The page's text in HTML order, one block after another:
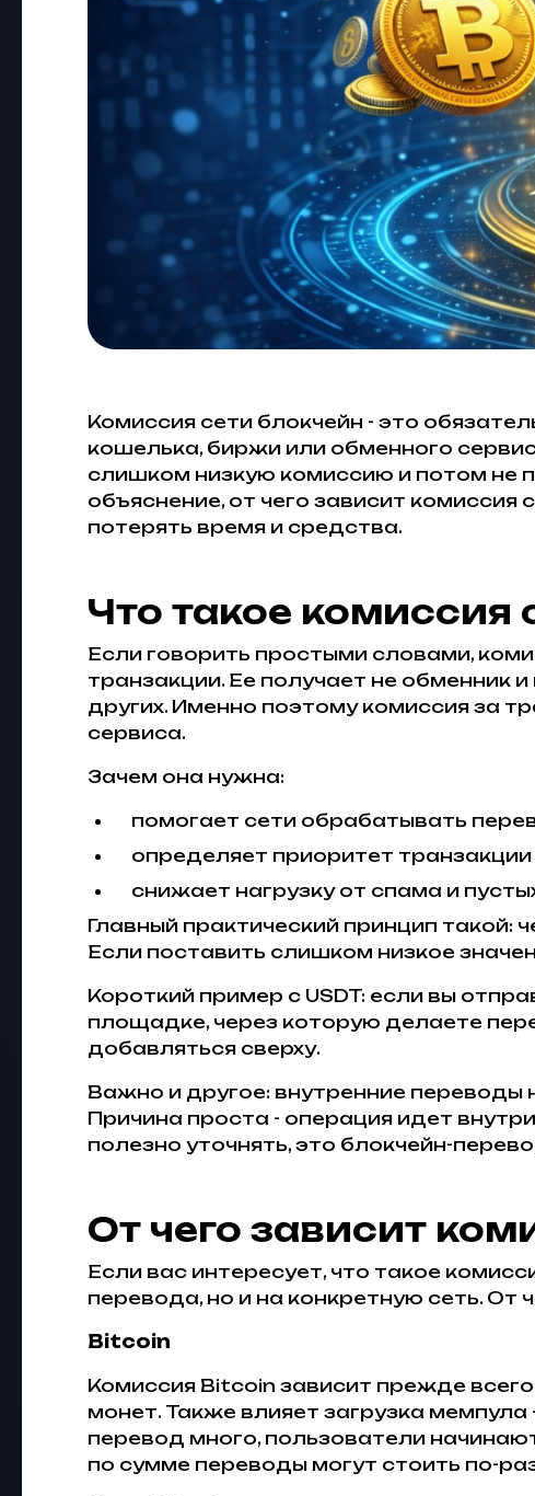
Комиссия сети блокчейн - это
кошелька, биржи или обменного
слишком низкую комиссию и потом не
объяснение, от чего зависит комиссия
потерять время и средства.
Что такое комиссия
Если говорить простыми словами,
транзакции. Ее получает не обменник
других. Именно поэтому комиссия за
сервиса.
Зачем она нужна:
помогает сети обрабатывать
определяет приоритет транзакции
снижает нагрузку от спама и
Главный практический принцип
Если поставить слишком низкое
Короткий пример с USDT: если вы
площадке, через которую делаете
добавляться сверху.
Важно и другое: внутренние
Причина проста - операция идет
полезно уточнять, это блокчейн-
От чего зависит
Если вас интересует, что такое
перевода, но и на конкретную сеть. От
Bitcoin
Комиссия Bitcoin зависит прежде
монет. Также влияет загрузка
перевод много, пользователи
по сумме переводы могут стоить по-